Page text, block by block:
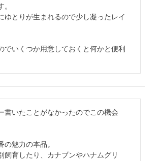
ゆとりが生まれるので少し凝ったレイ
いくつか用意しておくと何かと便利
書いたことがなかったのでこの機会
魅力の本品。
飼育したり、カナブンやハナムグリ